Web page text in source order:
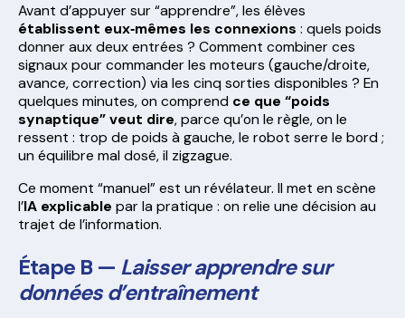
Avant d’appuyer sur “apprendre”, les élèves
établissent eux‑mêmes les connexions : quels poids
donner aux deux entrées ? Comment combiner ces
signaux pour commander les moteurs (gauche/droite,
avance, correction) via les cinq sorties disponibles ? En
quelques minutes, on comprend ce que “poids
synaptique” veut dire, parce qu’on le règle, on le
ressent : trop de poids à gauche, le robot serre le bord ;
un équilibre mal dosé, il zigzague.
Ce moment “manuel” est un révélateur. Il met en scène
l’IA explicable par la pratique : on relie une décision au
trajet de l’information.
Étape B — Laisser apprendre sur
données d’entraînement